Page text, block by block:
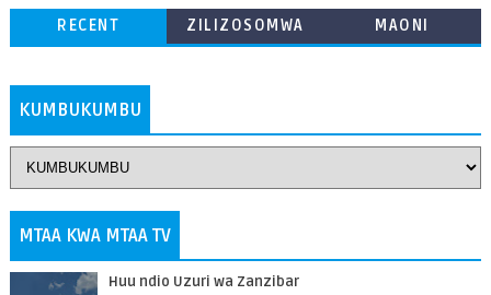
RECENT
ZILIZOSOMWA
MAONI
KUMBUKUMBU
MTAA KWA MTAA TV
Huu ndio Uzuri wa Zanzibar